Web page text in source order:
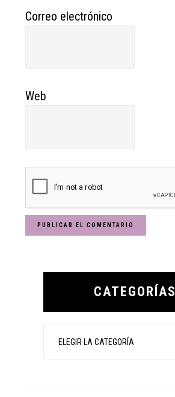
Correo electrónico
Web
Primary
CATEGORÍAS